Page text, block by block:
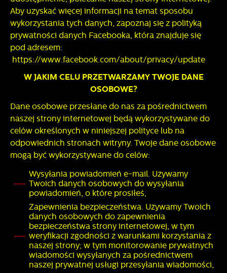
Aby uzyskać więcej informacji na temat sposobu
wykorzystania tych danych, zapoznaj się z polityką
prywatności danych Facebooka, która znajduje się
pod adresem:
https://www.facebook.com/about/privacy/update
W JAKIM CELU PRZETWARZAMY TWOJE DANE
OSOBOWE?
Dane osobowe przesłane do nas za pośrednictwem
naszej strony internetowej będą wykorzystywane do
celów określonych w niniejszej polityce lub na
odpowiednich stronach witryny. Twoje dane osobowe
mogą być wykorzystywane do celów:
Wysyłania powiadomień e-mail. Używamy
Twoich danych osobowych do wysyłania
powiadomień, o które prosiłeś,
Zapewnienia bezpieczeństwa. Używamy Twoich
danych osobowych do zapewnienia
bezpieczeństwa strony internetowej, w tym
weryfikacji zgodności z warunkami korzystania z
naszej strony; w tym monitorowanie prywatnych
wiadomości wysyłanych za pośrednictwem
naszej prywatnej usługi przesyłania wiadomości,